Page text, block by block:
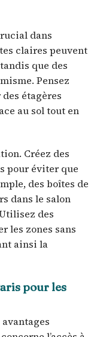
dans
claires peuvent
que des
Pensez
étagères
au sol tout en
Créez des
pour éviter que
des boîtes de
dans le salon
des
les zones sans
ainsi la
pour les